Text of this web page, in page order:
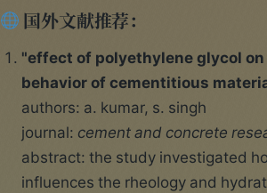
国外文献推荐：
"effect of polyethylene glycol
behavior of cementitious
authors: a. kumar, s. singh
journal: cement and concrete
abstract: the study investigated
influences the rheology and